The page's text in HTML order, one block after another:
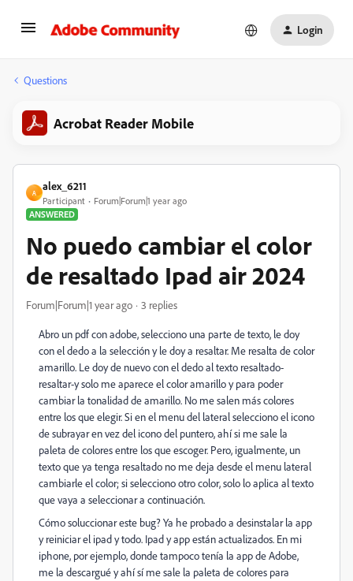
Login
Questions
Acrobat Reader Mobile
A
alex_6211
Participant
Forum|Forum|1 year ago
ANSWERED
No puedo cambiar el color
de resaltado Ipad air 2024
Forum|Forum|1 year ago 3 replies
Abro un pdf con adobe, selecciono una parte de texto, le doy
con el dedo a la selección y le doy a resaltar. Me resalta de color
amarillo. Le doy de nuevo con el dedo al texto resaltado-
resaltar-y solo me aparece el color amarillo y para poder
cambiar la tonalidad de amarillo. No me salen más colores
entre los que elegir. Si en el menu del lateral selecciono el icono
de subrayar en vez del icono del puntero, ahí si me sale la
paleta de colores entre los que escoger. Pero, igualmente, un
texto que ya tenga resaltado no me deja desde el menu lateral
cambiarle el color; si selecciono otro color, solo lo aplica al texto
que vaya a seleccionar a continuación.
Cómo soluccionar este bug? Ya he probado a desinstalar la app
y reiniciar el ipad y todo. Ipad y app están actualizados. En mi
iphone, por ejemplo, donde tampoco tenía la app de Adobe,
me la descargué y ahí sí me sale la paleta de colores para